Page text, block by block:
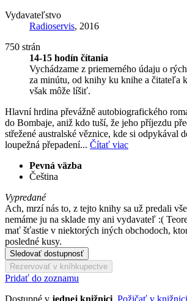
Vydavateľstvo
Radioservis, 2016
750 strán
14-15 hodín čítania
Vychádzame z priemerného údaju o
za minútu, od knihy ku knihe a čitateľa
však môže líšiť.
Hlavní hrdina převážně autobiografického
do Bombaje, aniž kdo tuší, že jeho příjezdu
střežené australské věznice, kde si odpykával
loupežná přepadení... Čítať viac
Pevná väzba
Čeština
Vypredané
Ach, mrzí nás to, z tejto knihy sa už predali
nemáme ju na sklade my ani vydavateľ :(
mať šťastie v niektorých iných obchodoch,
posledné kusy.
Sledovať dostupnosť
Rezervovať v kníhkupectve
Pridať do zoznamu
Dostupné v jednej knižnici. Požičať v knižnici